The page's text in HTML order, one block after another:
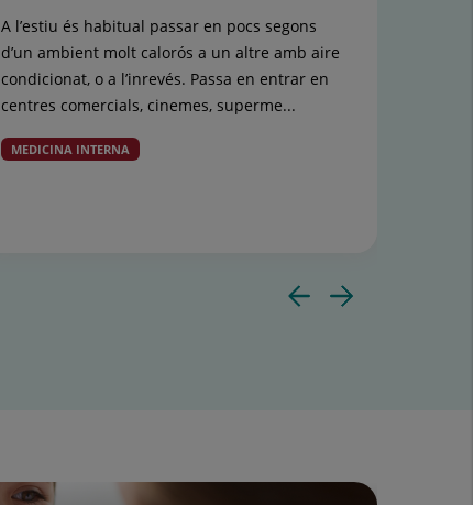
A l’estiu és habitual passar en pocs segons
d’un ambient molt calorós a un altre amb aire
condicionat, o a l’inrevés. Passa en entrar en
centres comercials, cinemes, superme...
MEDICINA INTERNA